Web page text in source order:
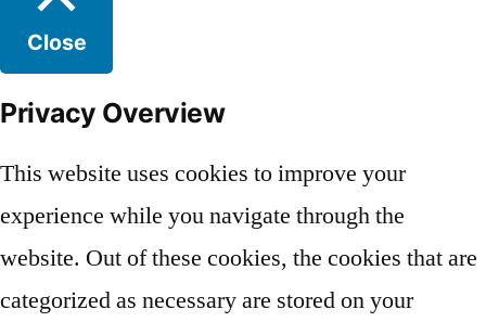
Close
Privacy Overview
This website uses cookies to improve your
experience while you navigate through the
website. Out of these cookies, the cookies that are
categorized as necessary are stored on your